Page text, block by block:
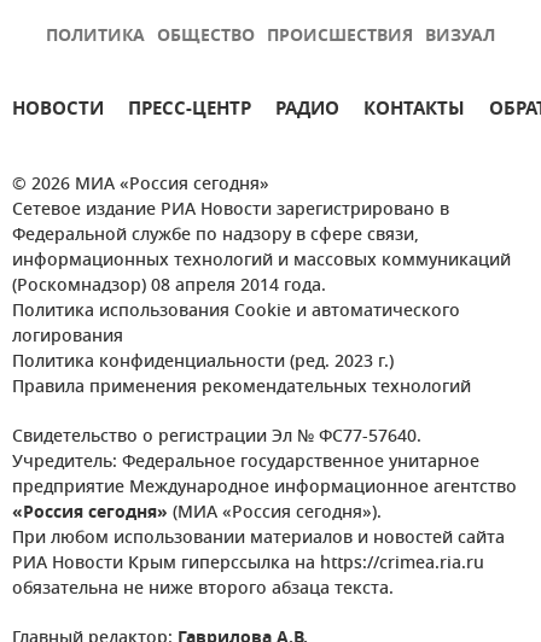
ПОЛИТИКА ОБЩЕСТВО ПРОИСШЕСТВИЯ ВИЗУАЛ
НОВОСТИ ПРЕСС-ЦЕНТР РАДИО КОНТАКТЫ
© 2026 МИА «Россия сегодня»
Сетевое издание РИА Новости зарегистрировано в
Федеральной службе по надзору в сфере связи,
информационных технологий и массовых коммуникаций
(Роскомнадзор) 08 апреля 2014 года.
Политика использования Cookie и автоматического
логирования
Политика конфиденциальности (ред. 2023 г.)
Правила применения рекомендательных технологий
Свидетельство о регистрации Эл № ФС77-57640.
Учредитель: Федеральное государственное унитарное
предприятие Международное информационное агентство
«Россия сегодня» (МИА «Россия сегодня»).
При любом использовании материалов и новостей сайта
РИА Новости Крым гиперссылка на https://crimea.ria.ru
обязательна не ниже второго абзаца текста.